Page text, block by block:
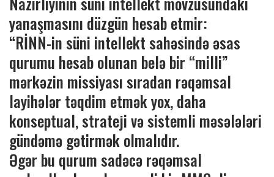
yanaşmasını düzgün hesab etmir:
“RİNN-in süni intellekt sahəsində əsas
qurumu hesab olunan belə bir “milli”
mərkəzin missiyası sıradan rəqəmsal
layihələr təqdim etmək yox, daha
konseptual, strateji və sistemli məsələləri
gündəmə gətirmək olmalıdır.
Əgər bu qurum sadəcə rəqəmsal